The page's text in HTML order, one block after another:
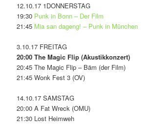
12.10.17 1DONNERSTAG
19:30 Punk in Bonn – Der Film
21:45 Mia san dageng! – Punk in München
3.10.17 FREITAG
20:00 The Magic Flip (Akustikkonzert)
20:45 The Magic Flip – Bäm (der Film)
21:45 Wonk Fest 3 (OV)
14.10.17 SAMSTAG
20:00 A Fat Wreck (OMU)
21:30 Lost Heimweh